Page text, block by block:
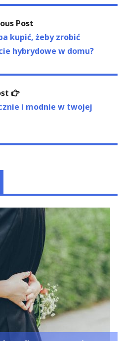
PostPrevious
post:
kupić, żeby zrobić
hybrydowe w domu?
Next
post:
i modnie w twojej